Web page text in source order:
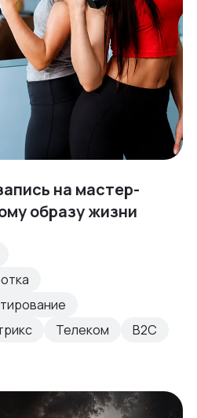
на мастер-
образу жизни
Телеком B2C